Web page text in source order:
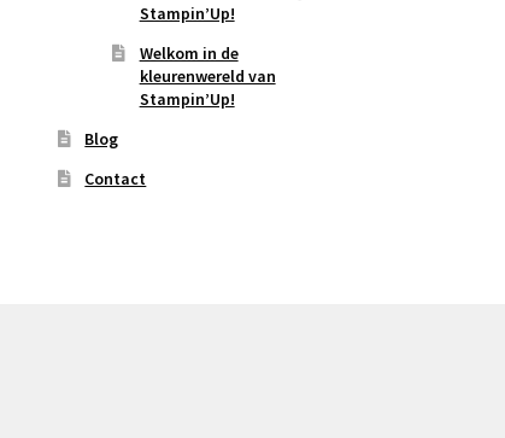
Stampin’Up!
Welkom in de
kleurenwereld van
Stampin’Up!
Blog
Contact